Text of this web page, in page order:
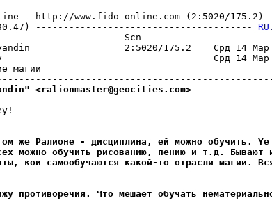
- http://www.fido-online.com (2:5020/175.2)
30.47) ---------------------------------------
из 2114
2:5020/175.2    Срд 14 Мар
Срд 14 Мар
Определение
<ralionmaster@geocities.com>
же Ралионе - дисциплина, ей можно обучить. Yе
можно обучить рисованию, пению и т.д. Бывают
кои самообучаются какой-то отрасли магии.
противоречия. Что мешает обучать